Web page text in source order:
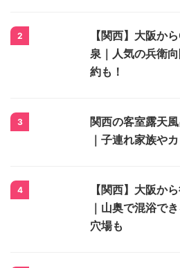
2
【関西】大阪か
泉｜人気の兵衛
約も！
3
関西の客室露天
｜子連れ家族や
4
【関西】大阪か
｜山奥で混浴で
穴場も